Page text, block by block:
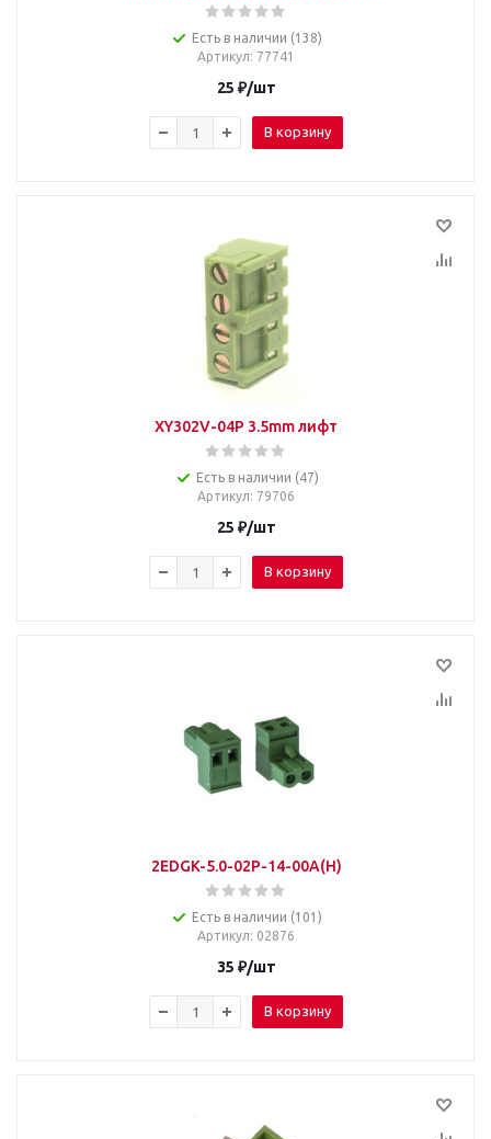
Есть в наличии (138)
Артикул: 77741
25 ₽/шт
В корзину
XY302V-04P 3.5mm лифт
Есть в наличии (47)
Артикул: 79706
25 ₽/шт
В корзину
2EDGK-5.0-02P-14-00A(H)
Есть в наличии (101)
Артикул: 02876
35 ₽/шт
В корзину